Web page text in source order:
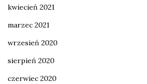
kwiecień 2021
marzec 2021
wrzesień 2020
sierpień 2020
czerwiec 2020